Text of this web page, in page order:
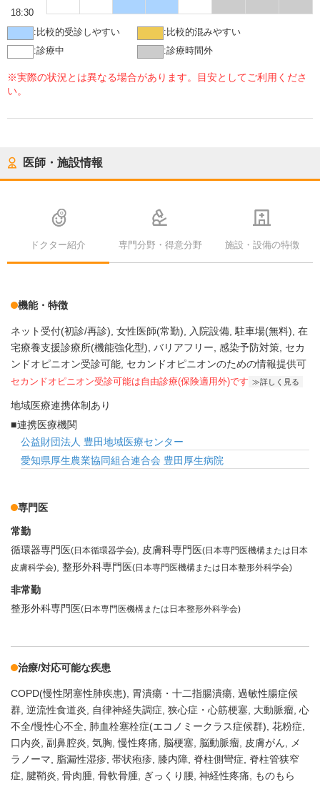
18:30
: 比較的受診しやすい : 比較的混みやすい
:診療中 :診療時間外
※実際の状況とは異なる場合があります。目安としてご利用くださ
い。
医師・施設情報
ドクター紹介 専門分野・得意分野 施設・設備の特徴
機能・特徴
ネット受付(初診/再診) 女性医師(常勤) 入院設備 駐車場(無料) 在
宅療養支援診療所(機能強化型) バリアフリー 感染予防対策 セカ
ンドオピニオン受診可能 セカンドオピニオンのための情報提供可
セカンドオピニオン受診可能は自由診療(保険適用外)です 詳しく見る
地域医療連携体制あり
連携医療機関
公益財団法人 豊田地域医療センター
愛知県厚生農業協同組合連合会 豊田厚生病院
専門医
常勤
循環器専門医(日本循環器学会) 皮膚科専門医(日本専門医機構または日本
皮膚科学会) 整形外科専門医(日本専門医機構または日本整形外科学会)
非常勤
整形外科専門医(日本専門医機構または日本整形外科学会)
治療/対応可能な疾患
COPD(慢性閉塞性肺疾患) 胃潰瘍・十二指腸潰瘍 過敏性腸症候
群 逆流性食道炎 自律神経失調症 狭心症・心筋梗塞 大動脈瘤 心
不全/慢性心不全 肺血栓塞栓症(エコノミークラス症候群) 花粉症
口内炎 副鼻腔炎 気胸 慢性疼痛 脳梗塞 脳動脈瘤 皮膚がん
メ
ラノーマ
脂漏性湿疹 帯状疱疹 膝内障 脊柱側彎症
脊柱管狭窄
症
腱鞘炎 骨肉腫 骨軟骨腫 ぎっくり腰 神経性疼痛
ものもら